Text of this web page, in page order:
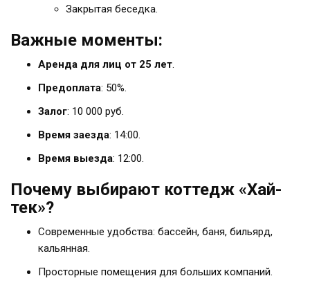
Закрытая беседка.
Важные моменты:
Аренда для лиц от 25 лет.
Предоплата: 50%.
Залог: 10 000 руб.
Время заезда: 14:00.
Время выезда: 12:00.
Почему выбирают коттедж «Хай-
тек»?
Современные удобства: бассейн, баня, бильярд,
кальянная.
Просторные помещения для больших компаний.